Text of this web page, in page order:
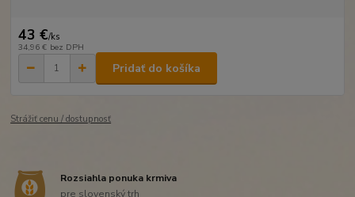
43 €/ks
34,96 € bez DPH
Pridať do košíka
Strážiť cenu / dostupnosť
Rozsiahla ponuka krmiva
pre slovenský trh